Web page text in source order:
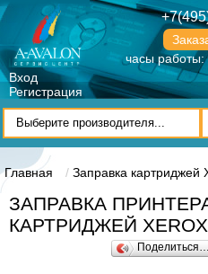
часы работы:
Вход
Регистрация
Главная Заправка картриджей
ЗАПРАВКА
КАРТРИДЖЕЙ XEROX
Поделиться…